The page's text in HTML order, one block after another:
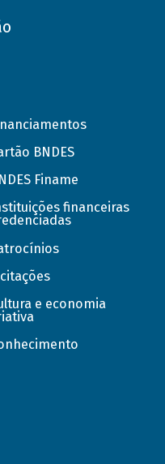
BNDES
Finame
financeiras
e economia